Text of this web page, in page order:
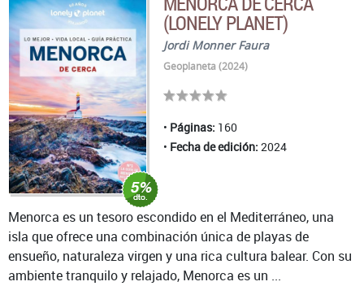
(LONELY PLANET)
Jordi Monner Faura
Geoplaneta (2024)
Páginas: 160
Fecha de edición: 2024
Menorca es un tesoro escondido en el Mediterráneo, una
isla que ofrece una combinación única de playas de
ensueño, naturaleza virgen y una rica cultura balear. Con su
ambiente tranquilo y relajado, Menorca es un ...